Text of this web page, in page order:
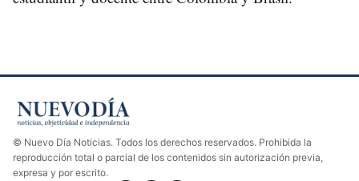
© Nuevo Día Noticias. Todos los derechos reservados. Prohibida la
reproducción total o parcial de los contenidos sin autorización previa,
expresa y por escrito.